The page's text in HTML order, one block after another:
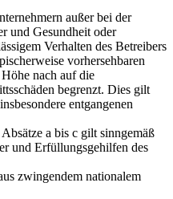
außer bei der
und Gesundheit oder
Verhalten des Betreibers
vorhersehbaren
nach auf die
begrenzt. Dies gilt
entgangenen
a bis c gilt sinngemäß
und Erfüllungsgehilfen des
zwingendem nationalem